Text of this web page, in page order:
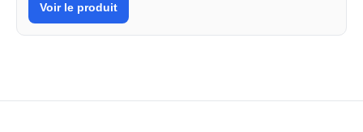
Voir le produit